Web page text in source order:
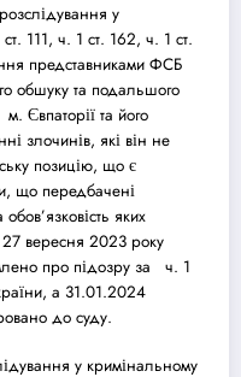
у
111, ч. 1 ст. 162, ч. 1 ст.
представниками ФСБ
обшуку та подальшого
Євпаторії та його
злочинів, які він не
позицію, що є
що передбачені
яких
вересня 2023 року
про підозру за ч. 1
а 31.01.2024
до суду.
у кримінальному